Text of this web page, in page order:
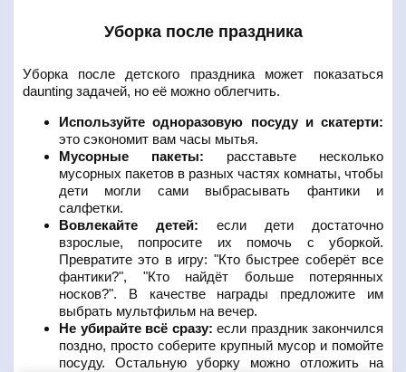
Уборка после праздника
Уборка после детского праздника может показаться
daunting задачей, но её можно облегчить.
Используйте одноразовую посуду и скатерти:
это сэкономит вам часы мытья.
Мусорные пакеты: расставьте несколько
мусорных пакетов в разных частях комнаты, чтобы
дети могли сами выбрасывать фантики и
салфетки.
Вовлекайте детей: если дети достаточно
взрослые, попросите их помочь с уборкой.
Превратите это в игру: "Кто быстрее соберёт все
фантики?", "Кто найдёт больше потерянных
носков?". В качестве награды предложите им
выбрать мультфильм на вечер.
Не убирайте всё сразу: если праздник закончился
поздно, просто соберите крупный мусор и помойте
посуду. Остальную уборку можно отложить на